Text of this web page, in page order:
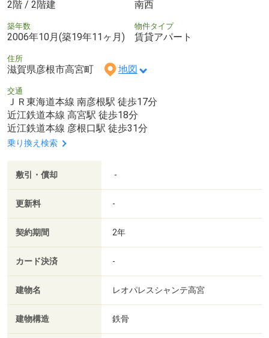
2階 / 2階建 南西
築年数
2006年10月(築19年11ヶ月)
物件タイプ
賃貸アパート
住所
滋賀県彦根市高宮町 地図
交通
ＪＲ東海道本線 南彦根駅 徒歩17分
近江鉄道本線 高宮駅 徒歩18分
近江鉄道本線 彦根口駅 徒歩31分
乗り換え検索
敷引・償却 -
更新料 -
契約期間 2年
カード決済 -
建物名 レオパレスシャンテ高宮
建物構造 鉄骨